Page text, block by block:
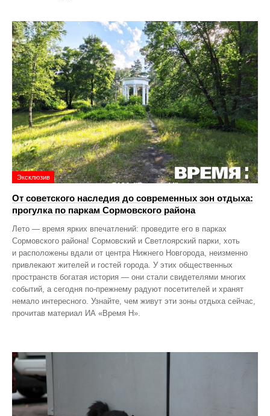
Эксклюзив
От советского наследия до современных зон отдыха:
прогулка по паркам Сормовского района
Лето — время ярких впечатлений: проведите его в парках
Сормовского района! Сормовский и Светлоярский парки, хоть
и расположены вдали от центра Нижнего Новгорода, неизменно
привлекают жителей и гостей города. У этих общественных
пространств богатая история — они стали свидетелями многих
событий, а сегодня по‑прежнему радуют посетителей и хранят
немало интересного. Узнайте, чем живут эти зоны отдыха сейчас,
прочитав материал ИА «Время Н».